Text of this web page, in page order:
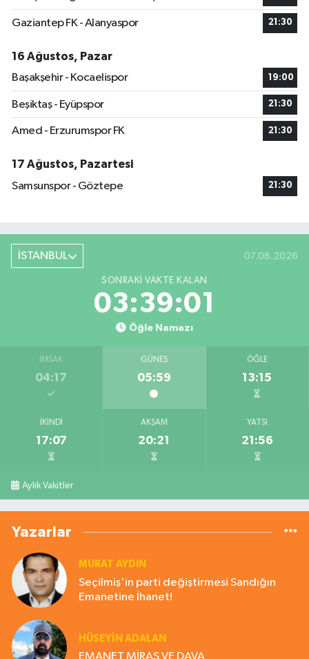
Gaziantep FK - Alanyaspor 21:30
16 Ağustos, Pazar
Başakşehir - Kocaelispor
19:00
Beşiktaş - Eyüpspor 21:30
Amed - Erzurumspor FK 21:30
17 Ağustos, Pazartesi
Samsunspor - Göztepe
21:30
İSTANBUL 07.08.2026
SONRAKI VAKTE KALAN
03:39:00
Öğle Namazı
İMSAK
04:17
GÜNEŞ
05:59
ÖĞLE
13:15
İKINDI
17:07
AKŞAM
20:21
YATSI
21:56
Aylık Vakitler
Yazarlar
MURAT AYDIN
Seçilmiş'in parti değiştirmesi Sandığın
Emanetine İhanet!
HÜSEYIN ADALAN
EMANET MİRAS VE DAVA